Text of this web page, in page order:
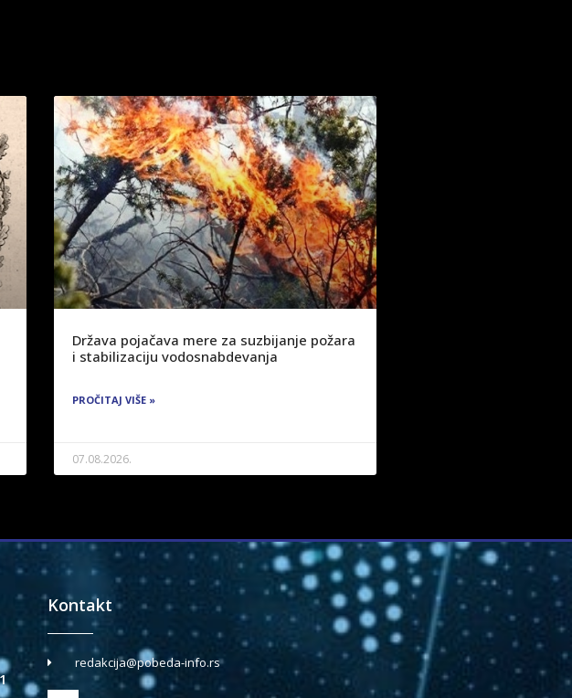
Država pojačava mere za suzbijanje požara
i stabilizaciju vodosnabdevanja
PROČITAJ VIŠE »
07.08.2026.
Kontakt
redakcija@pobeda-info.rs